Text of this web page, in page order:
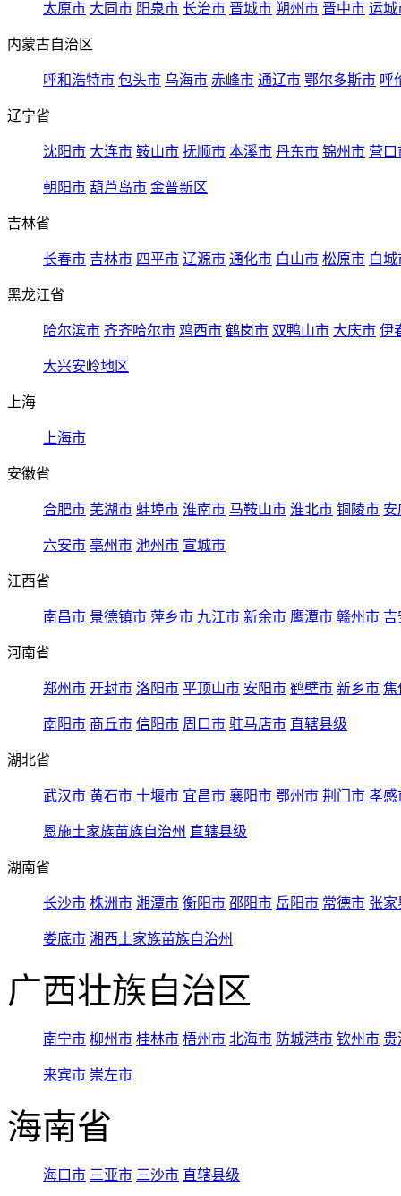
太原市 大同市 阳泉市 长治市 晋城市 朔州市 晋中市 运城
内蒙古自治区
呼和浩特市 包头市 乌海市 赤峰市 通辽市 鄂尔多斯市 呼
辽宁省
沈阳市 大连市 鞍山市 抚顺市 本溪市 丹东市 锦州市 营口
朝阳市 葫芦岛市 金普新区
吉林省
长春市 吉林市 四平市 辽源市 通化市 白山市 松原市 白城
黑龙江省
哈尔滨市 齐齐哈尔市 鸡西市 鹤岗市 双鸭山市 大庆市 伊
大兴安岭地区
上海
上海市
安徽省
合肥市 芜湖市 蚌埠市 淮南市 马鞍山市 淮北市 铜陵市 安
六安市 亳州市 池州市 宣城市
江西省
南昌市 景德镇市 萍乡市 九江市 新余市 鹰潭市 赣州市 吉
河南省
郑州市 开封市 洛阳市 平顶山市 安阳市 鹤壁市 新乡市 焦
南阳市 商丘市 信阳市 周口市 驻马店市 直辖县级
湖北省
武汉市 黄石市 十堰市 宜昌市 襄阳市 鄂州市 荆门市 孝感
恩施土家族苗族自治州 直辖县级
湖南省
长沙市 株洲市 湘潭市 衡阳市 邵阳市 岳阳市 常德市 张家
娄底市 湘西土家族苗族自治州
广西壮族自治区
南宁市 柳州市 桂林市 梧州市 北海市 防城港市 钦州市 贵
来宾市 崇左市
海南省
海口市 三亚市 三沙市 直辖县级